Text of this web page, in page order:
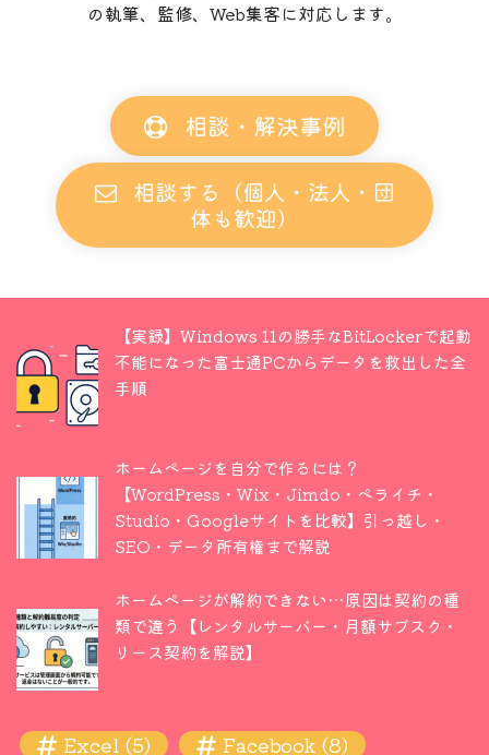
の執筆、監修、Web集客に対応します。
相談・解決事例
相談する（個人・法人・団
体も歓迎）
【実録】Windows 11の勝手なBitLockerで起動
不能になった富士通PCからデータを救出した全
手順
ホームページを自分で作るには？
【WordPress・Wix・Jimdo・ペライチ・
Studio・Googleサイトを比較】引っ越し・
SEO・データ所有権まで解説
ホームページが解約できない…原因は契約の種
類で違う【レンタルサーバー・月額サブスク・
リース契約を解説】
Excel (5) Facebook (8)